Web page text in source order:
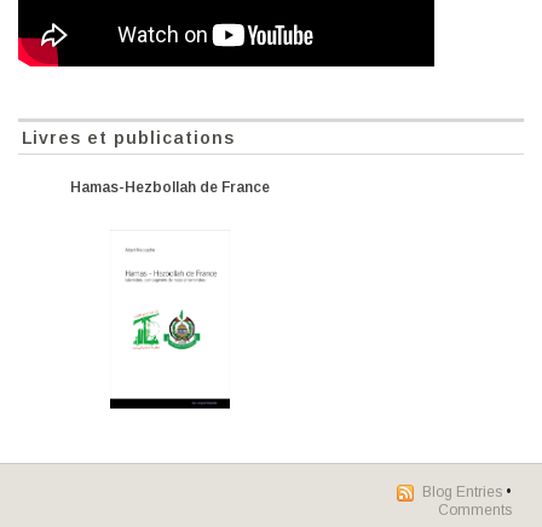
Livres et publications
Hamas-Hezbollah de France
Blog Entries •
Comments